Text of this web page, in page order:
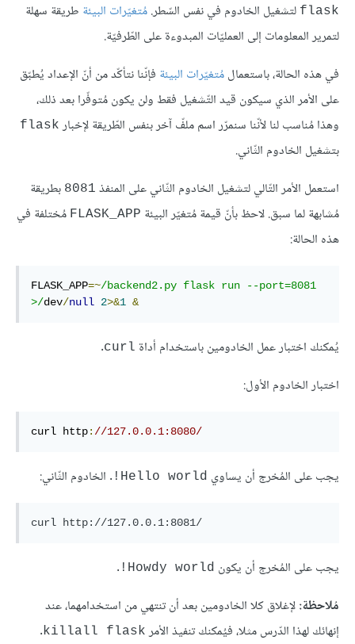
flask لتشغيل الخادوم في نفس السّطر.مُتغيّرات البيئة طريقة سهلة
لتمرير المعلومات إلى العمليّات المبدوءة على الطّرفيّة.
في هذه الحالة، باستعمالمُتغيّرات البيئة فإنّنا نتأكّد من أنّ الإعداد يُطبّق
على الأمر الذي سيكون قيد التّشغيل فقط ولن يكون مُتوفّرا بعد ذلك،
وهذا مُناسب لنا لأنّنا سنمرّر اسم ملفّ آخر بنفس الطّريقة لإخبار flask
بتشغيل الخادوم الثّاني.
استعمل الأمر التّالي لتشغيل الخادوم الثّاني على المنفذ 8081 بطريقة
مُشابهة لما سبق. لاحظ بأنّ قيمة مُتغيّر البيئة FLASK_APP مُختلفة في
هذه الحالة:
FLASK_APP=~/backend2.py flask run --port=8081
>/dev/null 2>&1 &
يُمكنك اختبار عمل الخادومين باستخدام أداة curl
.
اختبار الخادوم الأول:
curl http: //127.0.0.1:8080/
يجب على المُخرج أن يساوي Hello world! . الخادوم الثّاني:
curl http://127.0.0.1:8081/
يجب على المُخرج أن يكون Howdy world!
.
مُلاحظة:لإغلاق كلا الخادومين بعد أن تنتهي من استخدامهما، عند
إنهائك لهذا الدّرس مثلا، فيُمكنك تنفيذ الأمر killall flask
.